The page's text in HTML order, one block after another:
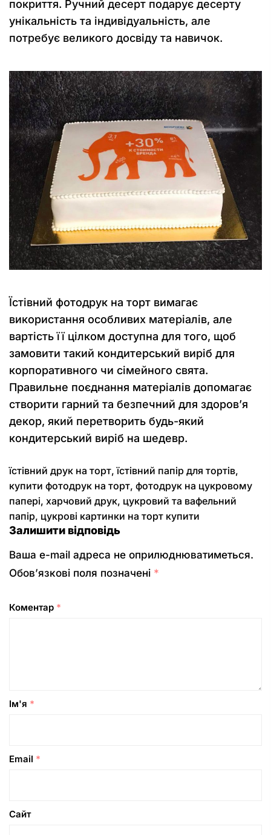
покриття. Ручний десерт подарує десерту
унікальність та індивідуальність, але
потребує великого досвіду та навичок.
Їстівний фотодрук на торт вимагає
використання особливих матеріалів, але
вартість її цілком доступна для того, щоб
замовити такий кондитерський виріб для
корпоративного чи сімейного свята.
Правильне поєднання матеріалів допомагає
створити гарний та безпечний для здоров’я
декор, який перетворить будь-який
кондитерський виріб на шедевр.
їстівний друк на торт,їстівний папір для тортів,
купити фотодрук на торт, фотодрук на цукровому
папері, харчовий друк, цукровий та вафельний
папір, цукрові картинки на торт купити
Залишити відповідь
Ваша e-mail адреса не оприлюднюватиметься.
Обов’язкові поля позначені *
Коментар *
Ім'я *
Email *
Сайт